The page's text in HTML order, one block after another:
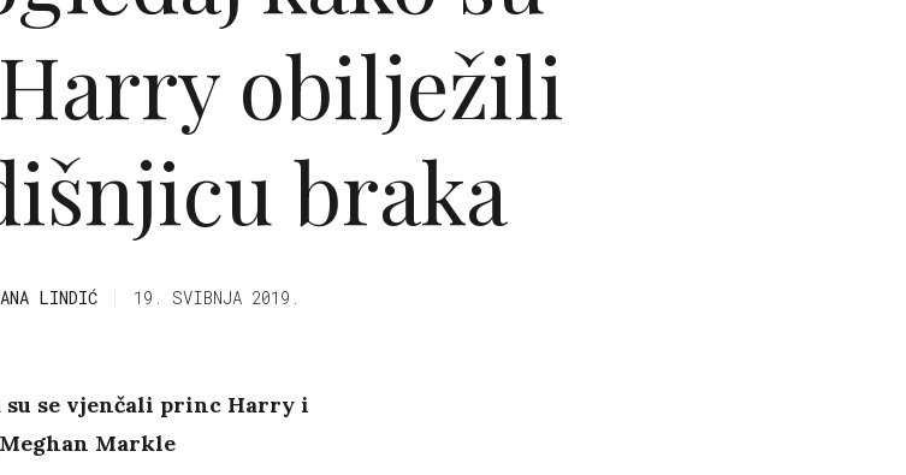
obilježili
braka
LINDIĆ 19. SVIBNJA 2019.
se vjenčali princ Harry i
Markle